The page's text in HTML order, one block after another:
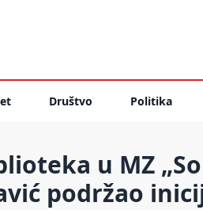
Društvo Politika
u MZ
podržao